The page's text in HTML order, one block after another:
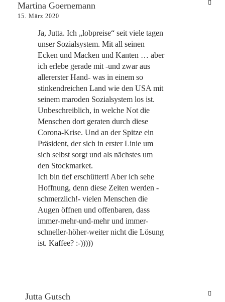
Martina Goernemann
15. März 2020
Ja, Jutta. Ich „lobpreise“ seit viele tagen
unser Sozialsystem. Mit all seinen
Ecken und Macken und Kanten … aber
ich erlebe gerade mit -und zwar aus
allererster Hand- was in einem so
stinkendreichen Land wie den USA mit
seinem maroden Sozialsystem los ist.
Unbeschreiblich, in welche Not die
Menschen dort geraten durch diese
Corona-Krise. Und an der Spitze ein
Präsident, der sich in erster Linie um
sich selbst sorgt und als nächstes um
den Stockmarket.
Ich bin tief erschüttert! Aber ich sehe
Hoffnung, denn diese Zeiten werden -
schmerzlich!- vielen Menschen die
Augen öffnen und offenbaren, dass
immer-mehr-und-mehr und immer-
schneller-höher-weiter nicht die Lösung
ist. Kaffee? :-)))))
Jutta Gutsch